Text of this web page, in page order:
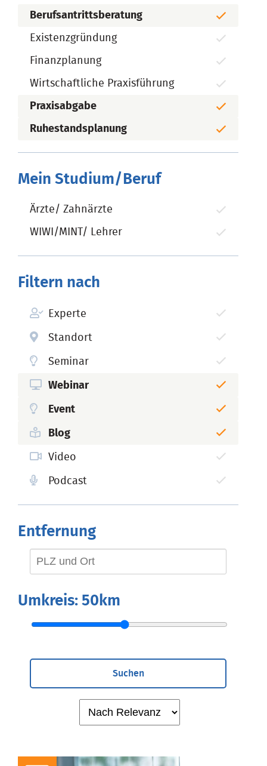
Berufsantrittsberatung
Existenzgründung
Finanzplanung
Wirtschaftliche Praxisführung
Praxisabgabe
Ruhestandsplanung
Mein Studium/Beruf
Ärzte/ Zahnärzte
WIWI/MINT/ Lehrer
Filtern nach
Experte
Standort
Seminar
Webinar
Event
Blog
Video
Podcast
Entfernung
Umkreis: 50km
Suchen